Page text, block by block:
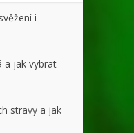
i
a jak vybrat
stravy a jak